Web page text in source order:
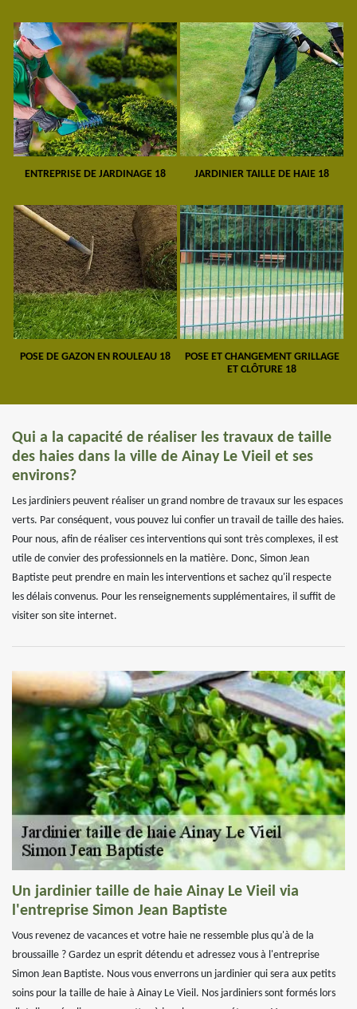
ENTREPRISE DE JARDINAGE 18 JARDINIER TAILLE DE HAIE 18
POSE DE GAZON EN ROULEAU 18
POSE ET CHANGEMENT GRILLAGE
ET CLÔTURE 18
Qui a la capacité de réaliser les travaux de taille
des haies dans la ville de Ainay Le Vieil et ses
environs?
Les jardiniers peuvent réaliser un grand nombre de travaux sur les espaces
verts. Par conséquent, vous pouvez lui confier un travail de taille des haies.
Pour nous, afin de réaliser ces interventions qui sont très complexes, il est
utile de convier des professionnels en la matière. Donc, Simon Jean
Baptiste peut prendre en main les interventions et sachez qu'il respecte
les délais convenus. Pour les renseignements supplémentaires, il suffit de
visiter son site internet.
Un jardinier taille de haie Ainay Le Vieil via
l'entreprise Simon Jean Baptiste
Vous revenez de vacances et votre haie ne ressemble plus qu'à de la
broussaille ? Gardez un esprit détendu et adressez vous à l'entreprise
Simon Jean Baptiste. Nous vous enverrons un jardinier qui sera aux petits
soins pour la taille de haie à Ainay Le Vieil. Nos jardiniers sont formés lors